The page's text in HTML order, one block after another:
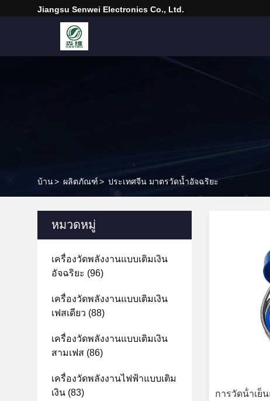
Jiangsu Senwei Electronics Co., Ltd.
บ้าน> ผลิตภัณฑ์> ประเทศจีน มาตรวัดน้ำอัจฉริยะ
หมวดหมู่
เครื่องวัดพลังงานแบบเติมเงิน
อัจฉริยะ (96)
เครื่องวัดพลังงานแบบเติมเงิน
เฟสเดียว (88)
เครื่องวัดพลังงานแบบเติมเงิน
สามเฟส (86)
เครื่องวัดพลังงานไฟฟ้าแบบเติม
เงิน (83)
การวัดน้ําเย็